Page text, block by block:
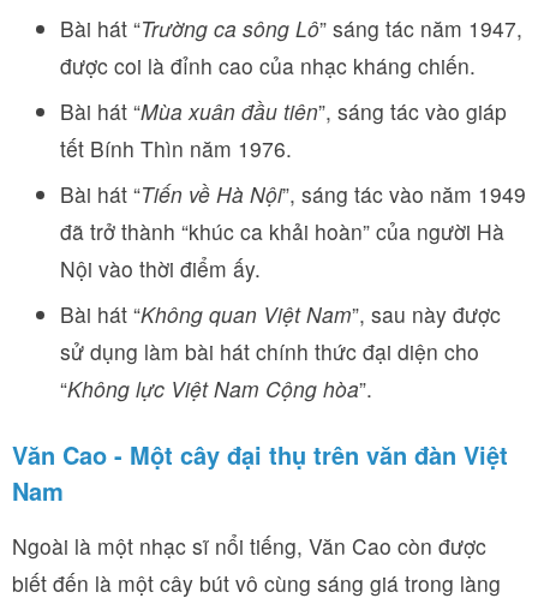
Bài hát “Trường ca sông Lô” sáng tác năm 1947,
được coi là đỉnh cao của nhạc kháng chiến.
Bài hát “Mùa xuân đầu tiên”, sáng tác vào giáp
tết Bính Thìn năm 1976.
Bài hát “Tiến về Hà Nội”, sáng tác vào năm 1949
đã trở thành “khúc ca khải hoàn” của người Hà
Nội vào thời điểm ấy.
Bài hát “Không quan Việt Nam”, sau này được
sử dụng làm bài hát chính thức đại diện cho
“Không lực Việt Nam Cộng hòa”.
Văn Cao - Một cây đại thụ trên văn đàn Việt
Nam
Ngoài là một nhạc sĩ nổi tiếng, Văn Cao còn được
biết đến là một cây bút vô cùng sáng giá trong làng